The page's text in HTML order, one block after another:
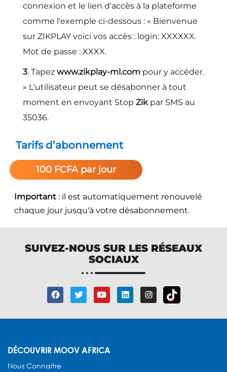
connexion et le lien d'accès à la plateforme
comme l'exemple ci-dessous : « Bienvenue
sur ZIKPLAY voici vos accès : login: XXXXXX.
Mot de passe : XXXX.
3. Tapez www.zikplay-ml.com pour y accéder.
» L'utilisateur peut se désabonner à tout
moment en envoyant Stop Zik par SMS au
35036.
Tarifs d’abonnement
100 FCFA par jour
Important : il est automatiquement renouvelé
chaque jour jusqu'à votre désabonnement.
SUIVEZ-NOUS SUR LES RÉSEAUX
SOCIAUX
DÉCOUVRIR MOOV AFRICA
Nous Connaitre